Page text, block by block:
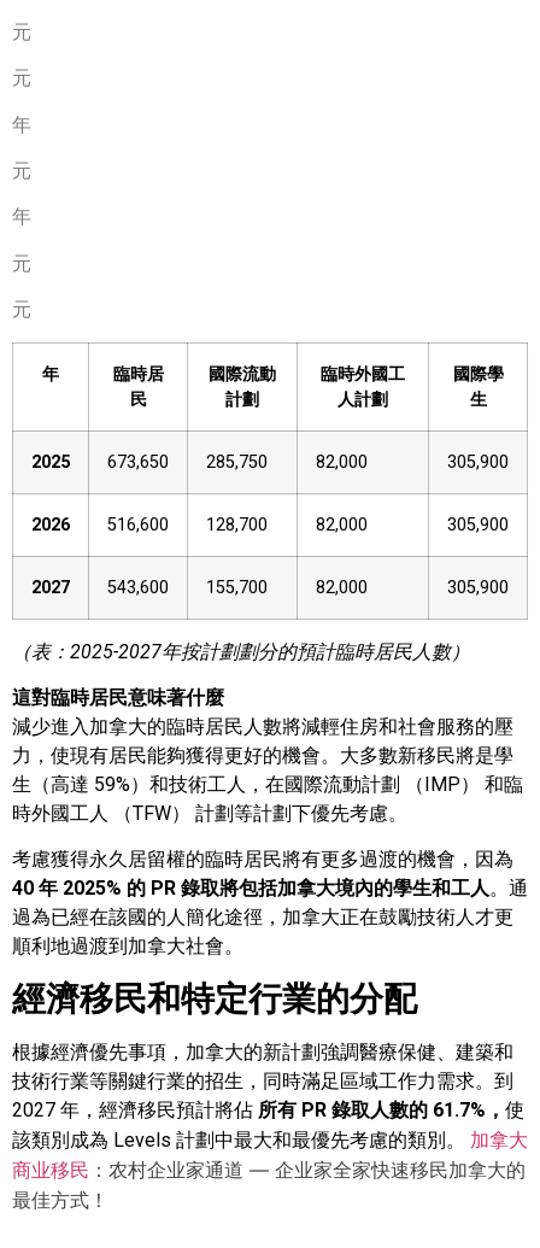
元
元
年
元
年
元
元
年
臨時居
民
國際流動
計劃
臨時外國工
人計劃
國際學
生
2025 673,650 285,750 82,000 305,900
2026 516,600 128,700 82,000 305,900
2027 543,600 155,700 82,000 305,900
（表：2025-2027年按計劃劃分的預計臨時居民人數）
這對臨時居民意味著什麼
減少進入加拿大的臨時居民人數將減輕住房和社會服務的壓
力，使現有居民能夠獲得更好的機會。大多數新移民將是學
生（高達 59%）和技術工人，在國際流動計劃 （IMP） 和臨
時外國工人 （TFW） 計劃等計劃下優先考慮。
考慮獲得永久居留權的臨時居民將有更多過渡的機會，因為
40 年 2025% 的 PR 錄取將包括加拿大境內的學生和工人。通
過為已經在該國的人簡化途徑，加拿大正在鼓勵技術人才更
順利地過渡到加拿大社會。
經濟移民和特定行業的分配
根據經濟優先事項，加拿大的新計劃強調醫療保健、建築和
技術行業等關鍵行業的招生，同時滿足區域工作力需求。到
2027 年，經濟移民預計將佔 所有 PR 錄取人數的 61.7%， 使
該類別成為 Levels 計劃中最大和最優先考慮的類別。 加拿大
商业移民 ：农村企业家通道 — 企业家全家快速移民加拿大的
最佳方式！